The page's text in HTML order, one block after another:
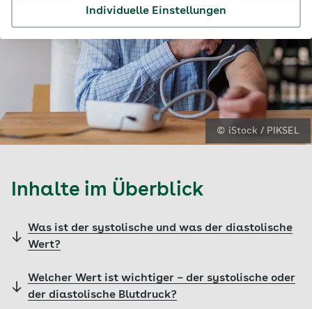
Individuelle Einstellungen
© iStock / PIKSEL
Inhalte im Überblick
Was ist der systolische und was der diastolische
Wert?
Welcher Wert ist wichtiger – der systolische oder
der diastolische Blutdruck?